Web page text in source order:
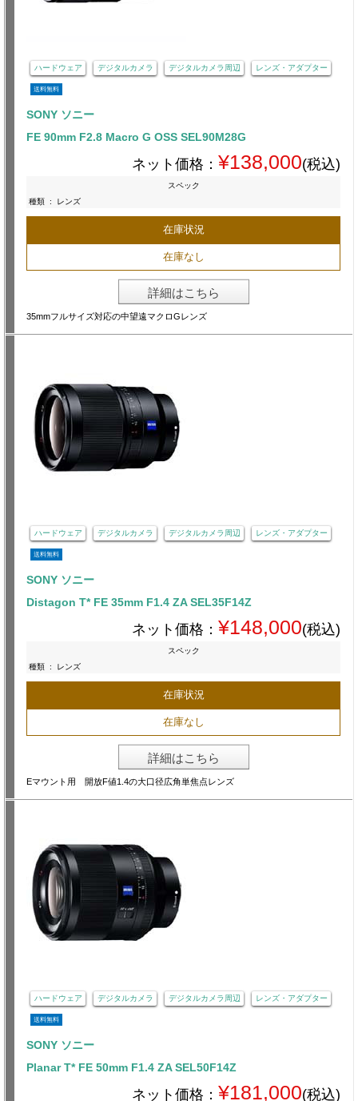
ハードウェア デジタルカメラ デジタルカメラ周辺 レンズ・アダプター
送料無料
SONY ソニー
FE 90mm F2.8 Macro G OSS SEL90M28G
ネット価格： ¥138,000(税込)
スペック
種類 : レンズ
在庫状況
在庫なし
詳細はこちら
35mmフルサイズ対応の中望遠マクロGレンズ
ハードウェア デジタルカメラ デジタルカメラ周辺 レンズ・アダプター
送料無料
SONY ソニー
Distagon T* FE 35mm F1.4 ZA SEL35F14Z
ネット価格： ¥148,000(税込)
スペック
種類 : レンズ
在庫状況
在庫なし
詳細はこちら
Eマウント用 開放F値1.4の大口径広角単焦点レンズ
ハードウェア デジタルカメラ デジタルカメラ周辺 レンズ・アダプター
送料無料
SONY ソニー
Planar T* FE 50mm F1.4 ZA SEL50F14Z
ネット価格： ¥181,000(税込)